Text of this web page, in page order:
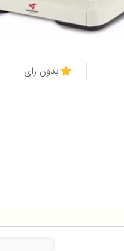
بدون رای